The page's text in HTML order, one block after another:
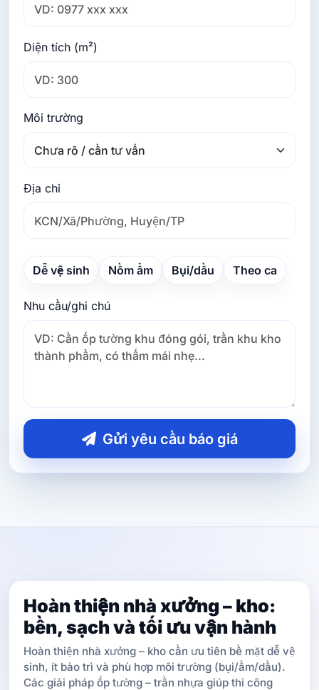
Diện tích (m²)
Môi trường
Địa chỉ
Dễ vệ sinh Nồm ẩm Bụi/dầu Theo ca
Nhu cầu/ghi chú
Gửi yêu cầu báo giá
Hoàn thiện nhà xưởng – kho:
bền, sạch và tối ưu vận hành
Hoàn thiện nhà xưởng – kho cần ưu tiên bề mặt dễ vệ
sinh, ít bảo trì và phù hợp môi trường (bụi/ẩm/dầu).
Các giải pháp ốp tường – trần nhựa giúp thi công